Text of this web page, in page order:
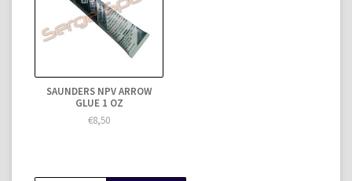
SAUNDERS NPV ARROW
GLUE 1 OZ
€8,50